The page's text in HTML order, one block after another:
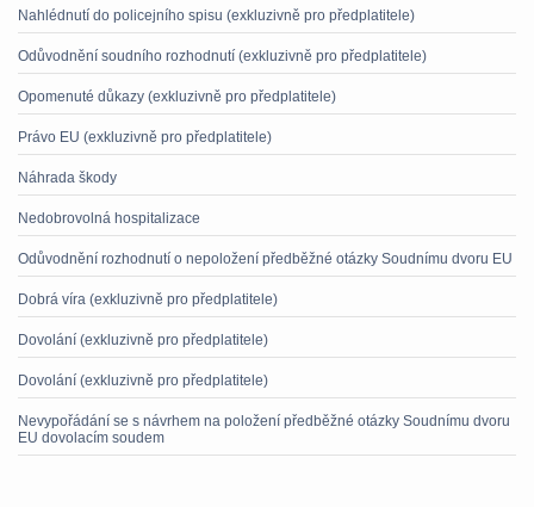
Nahlédnutí do policejního spisu (exkluzivně pro předplatitele)
Odůvodnění soudního rozhodnutí (exkluzivně pro předplatitele)
Opomenuté důkazy (exkluzivně pro předplatitele)
Právo EU (exkluzivně pro předplatitele)
Náhrada škody
Nedobrovolná hospitalizace
Odůvodnění rozhodnutí o nepoložení předběžné otázky Soudnímu dvoru EU
Dobrá víra (exkluzivně pro předplatitele)
Dovolání (exkluzivně pro předplatitele)
Dovolání (exkluzivně pro předplatitele)
Nevypořádání se s návrhem na položení předběžné otázky Soudnímu dvoru
EU dovolacím soudem